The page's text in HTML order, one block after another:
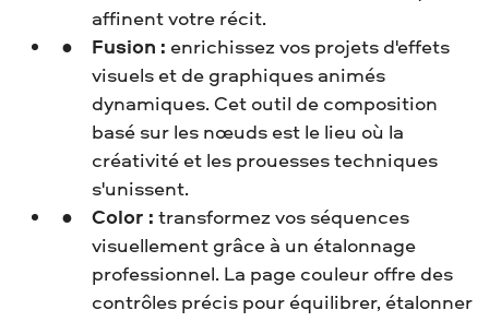
affinent votre récit.
Fusion : enrichissez vos projets d'effets
visuels et de graphiques animés
dynamiques. Cet outil de composition
basé sur les nœuds est le lieu où la
créativité et les prouesses techniques
s'unissent.
Color : transformez vos séquences
visuellement grâce à un étalonnage
professionnel. La page couleur offre des
contrôles précis pour équilibrer, étalonner